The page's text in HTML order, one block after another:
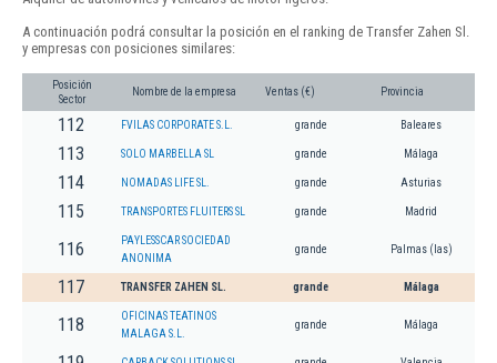
A continuación podrá consultar la posición en el ranking de Transfer Zahen Sl.
y empresas con posiciones similares:
Posición
Sector
Nombre de la empresa Ventas (€) Provincia
112 FVILAS CORPORATE S.L. grande Baleares
113 SOLO MARBELLA SL grande Málaga
114 NOMADAS LIFE SL. grande Asturias
115 TRANSPORTES FLUITERS SL grande Madrid
116
PAYLESSCAR SOCIEDAD
ANONIMA
grande Palmas (las)
117 TRANSFER ZAHEN SL. grande Málaga
118
OFICINAS TEATINOS
MALAGA S.L.
grande Málaga